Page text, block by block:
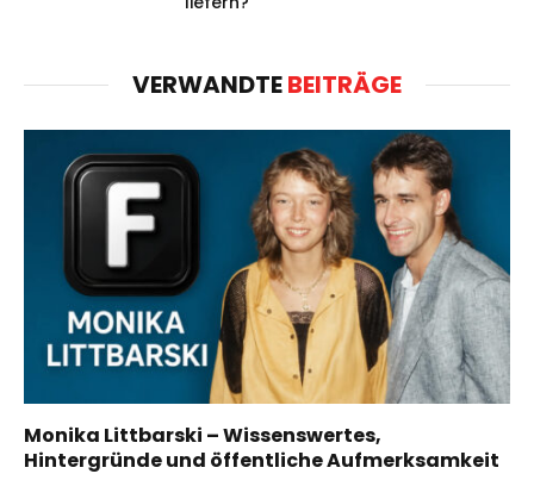
VERWANDTEBEITRÄGE
Monika Littbarski – Wissenswertes,
Hintergründe und öffentliche Aufmerksamkeit